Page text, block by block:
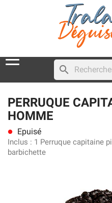
search
PERRUQUE
HOMME
lens Epuisé
Inclus : 1 Perruque capitaine
barbichette